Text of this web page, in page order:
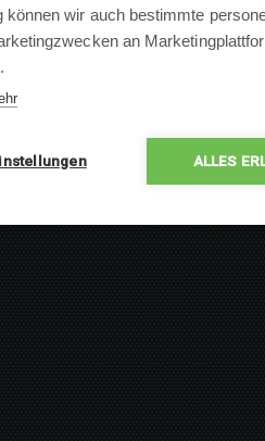
können wir auch bestimmte
an
ALLES